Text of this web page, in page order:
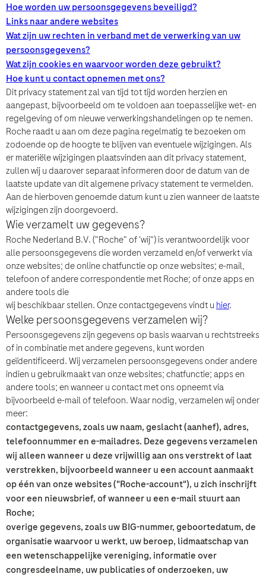
Hoe worden uw persoonsgegevens beveiligd?
Links naar andere websites
Wat zijn uw rechten in verband met de verwerking van uw
persoonsgegevens?
Wat zijn cookies en waarvoor worden deze gebruikt?
Hoe kunt u contact opnemen met ons?
Dit privacy statement zal van tijd tot tijd worden herzien en
aangepast, bijvoorbeeld om te voldoen aan toepasselijke wet- en
regelgeving of om nieuwe verwerkingshandelingen op te nemen.
Roche raadt u aan om deze pagina regelmatig te bezoeken om
zodoende op de hoogte te blijven van eventuele wijzigingen. Als
er materiële wijzigingen plaatsvinden aan dit privacy statement,
zullen wij u daarover separaat informeren door de datum van de
laatste update van dit algemene privacy statement te vermelden.
Aan de hierboven genoemde datum kuntu zien wanneer de laatste
wijzigingen zijn doorgevoerd.
Wie verzamelt uw gegevens?
Roche Nederland B.V. ("Roche" of 'wij") is verantwoordelijk voor
alle persoonsgegevens die worden verzameld en/of verwerkt via
onze websites; de online chatfunctie op onze websites; e-mail,
telefoon of andere correspondentie met Roche; of onze apps en
andere tools die
wij beschikbaar stellen. Onze contactgegevens vindt u hier.
Welke persoonsgegevens verzamelen wij?
Persoonsgegevens zijn gegevens op basis waarvan u rechtstreeks
of in combinatie met andere gegevens, kunt worden
geïdentificeerd. Wij verzamelen persoonsgegevens onder andere
indien u gebruikmaakt van onze websites; chatfunctie; apps en
andere tools; en wanneer u contact met ons opneemt via
bijvoorbeeld e-mail of telefoon. Waar nodig, verzamelen wij onder
meer:
contactgegevens, zoals uw naam, geslacht (aanhef), adres,
telefoonnummer en e-mailadres. Deze gegevens verzamelen
wij alleen wanneer u deze vrijwillig aan ons verstrekt of laat
verstrekken, bijvoorbeeld wanneer u een account aanmaakt
op één van onze websites ("Roche-account"), u zich inschrijft
voor een nieuwsbrief, of wanneer u een e-mail stuurt aan
Roche;
overige gegevens, zoals uw BIG-nummer, geboortedatum, de
organisatie waarvoor u werkt, uw beroep, lidmaatschap van
een wetenschappelijke vereniging, informatie over
congresdeelname, uw publicaties of onderzoeken, uw
Achternaam
E-mail
Wie bent u?
Vraag
Vraag
Hoe wilt u dat we contact met u opnemen?
Roche zal een register bewaren van de persoonlijke gegevens die u invoert
voor de minimale benodigde periode voor de beantwoording van uw vraag,
om vervolg te geven aan dergelijke verzoeken en om de informatie in een
medische informatie-database voor referentie te behouden.
Door te klikken op “Accepteren en verzenden” gaat u akkoord met de
verwerking van uw gegevens (waar toestemming de wettelijke basis is voor
de verwerking van uw gegevens) voor het bovenstaande doel en in
overeenstemming met hetRoche Privacybeleid - die u gedetailleerde
informatie geeft over uw rechten en hoe Roche uw persoonsgegevens
verwerkt.
Gegevens bericht
Onderwerp
Bericht
By clicking “Accept and Send”, you confirm that you have read and agree to
Roche’s legal and privacy conditions.
Accepteren en verzenden
Gegevens bericht
Onderwerp
Bericht
Accepteren en verzenden
When can we call you during (Free service) - Pacific Standard
When can we call you during (Free service) - Pacific Standard
Time?
6.00u - 9.00u 9.00u - 13.00u 13.00u - 15.00u
Accepteren en verzenden